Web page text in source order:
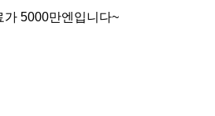
가 5000만엔입니다~